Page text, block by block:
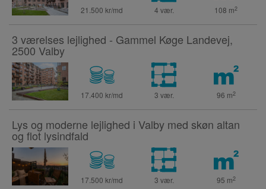
21.500 kr/md 4 vær. 108 m2
3 værelses lejlighed - Gammel Køge Landevej,
2500 Valby
17.400 kr/md 3 vær. 96 m2
Lys og moderne lejlighed i Valby med skøn altan
og flot lysindfald
17.500 kr/md 3 vær. 95 m2